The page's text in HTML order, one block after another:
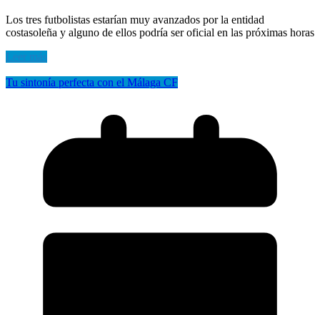
Los tres futbolistas estarían muy avanzados por la entidad
costasoleña y alguno de ellos podría ser oficial en las próximas horas
Leer más
Tu sintonía perfecta con el Málaga CF